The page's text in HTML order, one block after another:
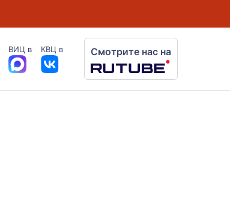
ВИЦ в КВЦ в Смотрите нас на